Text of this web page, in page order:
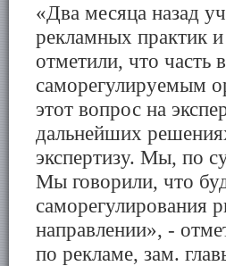
«Два месяца назад
рекламных практик
отметили, что часть
саморегулируемым
этот вопрос на
дальнейших
экспертизу. Мы, по
Мы говорили, что
саморегулирования
направлении», -
по рекламе, зам.